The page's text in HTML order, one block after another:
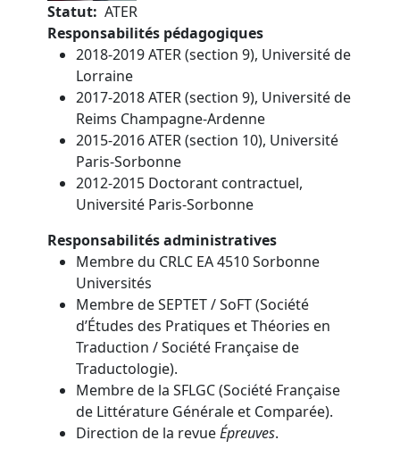
Statut
ATER
Responsabilités pédagogiques
2018-2019 ATER (section 9), Université de
Lorraine
2017-2018 ATER (section 9), Université de
Reims Champagne-Ardenne
2015-2016 ATER (section 10), Université
Paris-Sorbonne
2012-2015 Doctorant contractuel,
Université Paris-Sorbonne
Responsabilités administratives
Membre du CRLC EA 4510 Sorbonne
Universités
Membre de SEPTET / SoFT (Société
d’Études des Pratiques et Théories en
Traduction / Société Française de
Traductologie).
Membre de la SFLGC (Société Française
de Littérature Générale et Comparée).
Direction de la revueÉpreuves.